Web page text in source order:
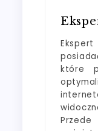
które